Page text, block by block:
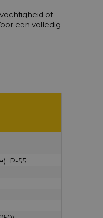
of
een volledig
P-55